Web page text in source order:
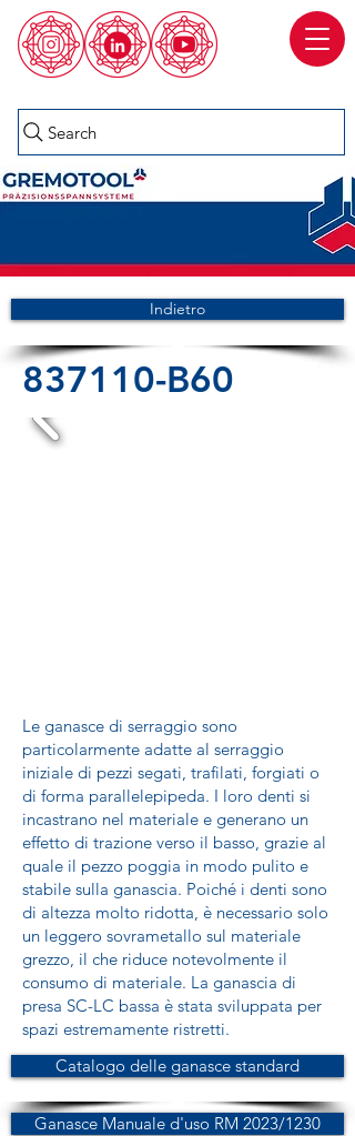
Search
Indietro
837110-B60
Le ganasce di serraggio sono
particolarmente adatte al serraggio
iniziale di pezzi segati, trafilati, forgiati o
di forma parallelepipeda. I loro denti si
incastrano nel materiale e generano un
effetto di trazione verso il basso, grazie al
quale il pezzo poggia in modo pulito e
stabile sulla ganascia. Poiché i denti sono
di altezza molto ridotta, è necessario solo
un leggero sovrametallo sul materiale
grezzo, il che riduce notevolmente il
consumo di materiale. La ganascia di
presa SC-LC bassa è stata sviluppata per
spazi estremamente ristretti.
Catalogo delle ganasce standard
Ganasce Manuale d'uso RM 2023/1230